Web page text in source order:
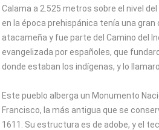
Calama a 2.525 metros sobre el nivel
en la época prehispánica tenía una
atacameña y fue parte del Camino del
evangelizada por españoles, que
donde estaban los indígenas, y lo
Este pueblo alberga un Monumento
Francisco, la más antigua que se
1611. Su estructura es de adobe, y el